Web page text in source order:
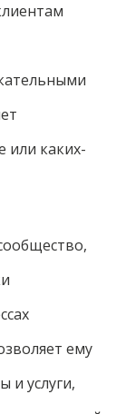
или каких-
ему
и услуги,